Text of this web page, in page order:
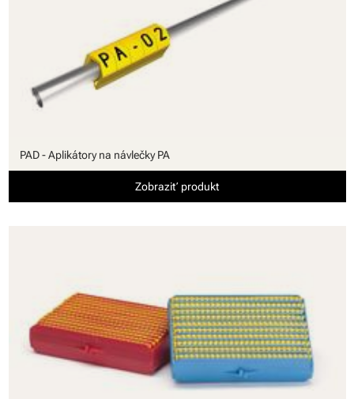
PAD - Aplikátory na návlečky PA
Zobraziť produkt